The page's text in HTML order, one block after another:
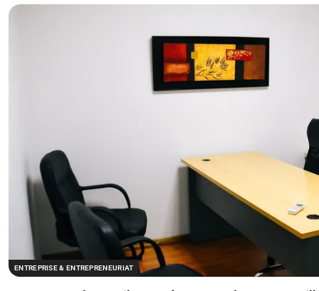
ENTREPRISE & ENTREPRENEURIAT